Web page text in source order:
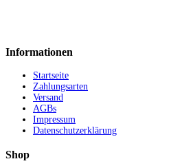
Informationen
Startseite
Zahlungsarten
Versand
AGBs
Impressum
Datenschutzerklärung
Shop